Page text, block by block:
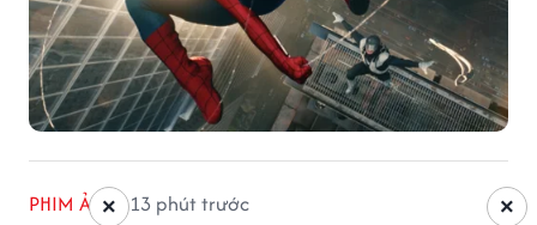
PHIM ẢNH 13 phút trước ×
×